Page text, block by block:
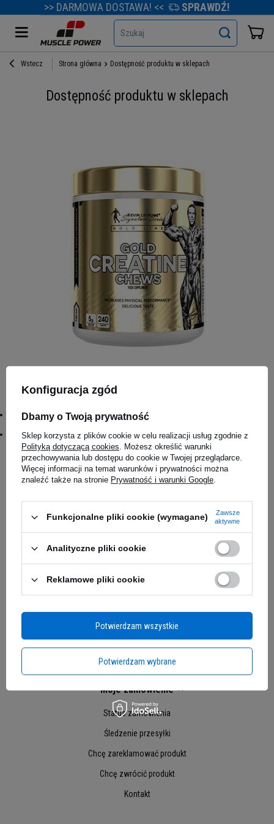
>> DARMOWA DOSTAWA! << SPRAWDŹ!
Szukaj
Wstecz Strona główna Dostępność produktu w sklepach
Dostępność produktu w sklepach
KEVIN LEVRONE - Gold Creatine Chews - 240tabs
Wariant:
#Name:
Gold Creatine Chews - 240tabs,KEVIN LEVRONE - Gold Creatine Chews - 240tabs
Magazyn główny
Dostępny
Moje zamówienie
Status zamówienia
Śledzenie przesyłki
Chcę zareklamować produkt
Chcę zwrócić produkt
Kontakt
Konfiguracja zgód
Dbamy o Twoją prywatność
Sklep korzysta z plików cookie w celu realizacji usług zgodnie z
Polityką dotyczącą cookies. Możesz określić warunki
przechowywania lub dostępu do cookie w Twojej przeglądarce.
Więcej informacji na temat warunków i prywatności można
znaleźć także na stronie Prywatność i warunki Google.
Funkcjonalne pliki cookie (wymagane)
Zawsze
aktywne
Analityczne pliki cookie
Reklamowe pliki cookie
Potwierdzam wybrane
Potwierdzam wszystkie